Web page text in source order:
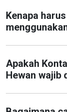
Kenapa
Apakah
Hewan wajib